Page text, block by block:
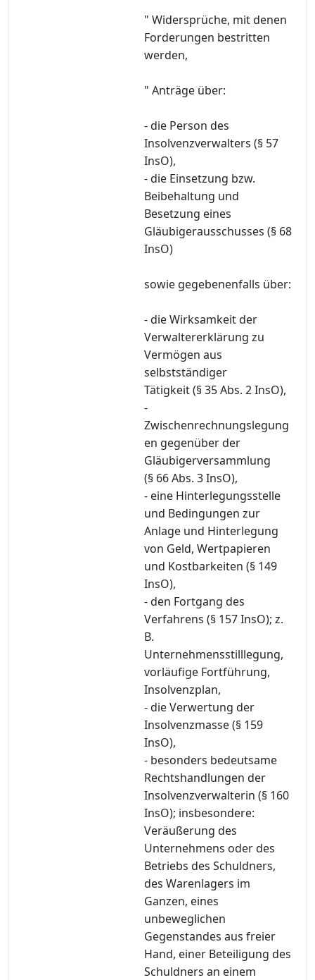
" Widersprüche, mit denen
Forderungen bestritten
werden,
" Anträge über:
- die Person des
Insolvenzverwalters (§ 57
InsO),
- die Einsetzung bzw.
Beibehaltung und
Besetzung eines
Gläubigerausschusses (§ 68
InsO)
sowie gegebenenfalls über:
- die Wirksamkeit der
Verwaltererklärung zu
Vermögen aus
selbstständiger
Tätigkeit (§ 35 Abs. 2 InsO),
-
Zwischenrechnungslegung
en gegenüber der
Gläubigerversammlung
(§ 66 Abs. 3 InsO),
- eine Hinterlegungsstelle
und Bedingungen zur
Anlage und Hinterlegung
von Geld, Wertpapieren
und Kostbarkeiten (§ 149
InsO),
- den Fortgang des
Verfahrens (§ 157 InsO); z.
B.
Unternehmensstilllegung,
vorläufige Fortführung,
Insolvenzplan,
- die Verwertung der
Insolvenzmasse (§ 159
InsO),
- besonders bedeutsame
Rechtshandlungen der
Insolvenzverwalterin (§ 160
InsO); insbesondere:
Veräußerung des
Unternehmens oder des
Betriebs des Schuldners,
des Warenlagers im
Ganzen, eines
unbeweglichen
Gegenstandes aus freier
Hand, einer Beteiligung des
Schuldners an einem